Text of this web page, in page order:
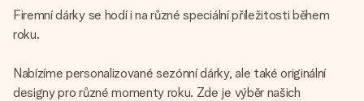
Firemní dárky se hodí i na různé speciální příležitosti během
roku.
Nabízíme personalizované sezónní dárky, ale také originální
designy pro různé momenty roku. Zde je výběr našich